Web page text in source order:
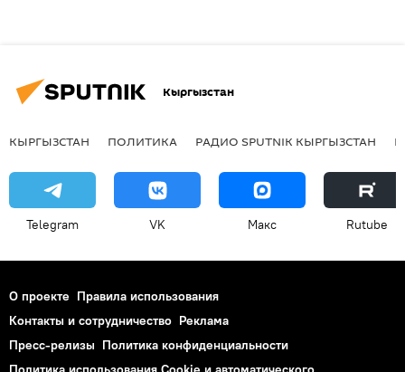
Кыргызстан
КЫРГЫЗСТАН ПОЛИТИКА РАДИО SPUTNIK КЫРГЫЗСТАН
Telegram VK Макс Rutube
О проекте Правила использования
Контакты и сотрудничество Реклама
Пресс-релизы Политика конфиденциальности